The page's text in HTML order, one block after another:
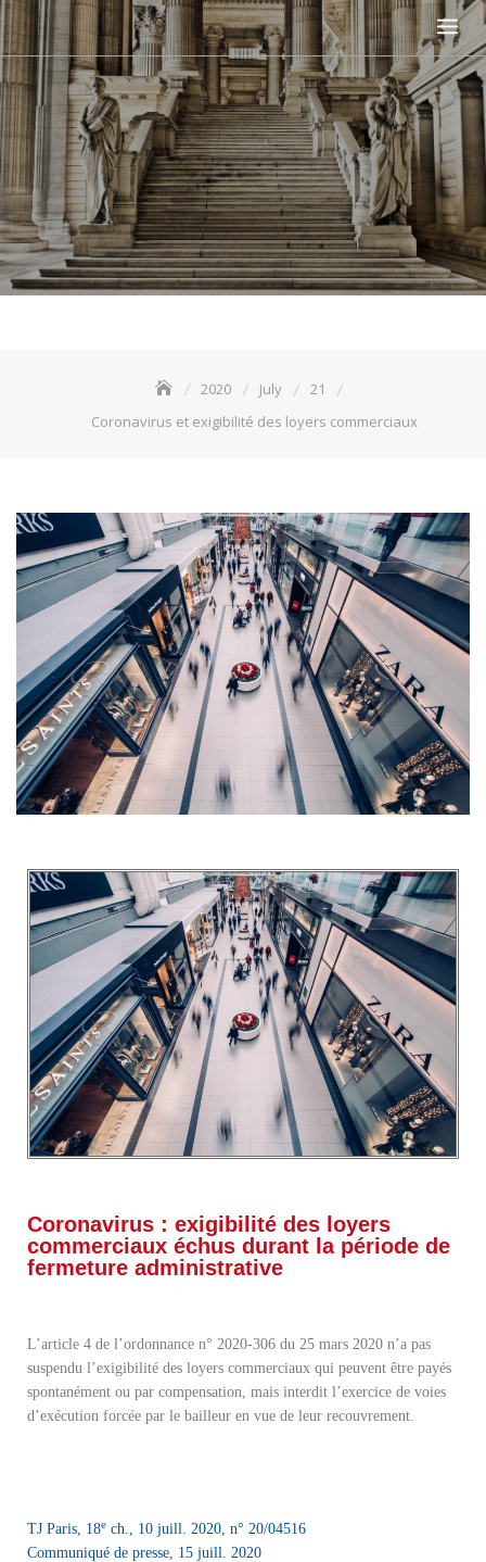
2020 July
21
Coronavirus et exigibilité des loyers commerciaux
Coronavirus : exigibilité des loyers
commerciaux échus durant la période de
fermeture administrative
L’article 4 de l’ordonnance n° 2020-306 du 25 mars 2020 n’a pas
suspendu l’exigibilité des loyers commerciaux qui peuvent être payés
spontanément ou par compensation, mais interdit l’exercice de voies
d’exécution forcée par le bailleur en vue de leur recouvrement.
TJ Paris, 18e ch., 10 juill. 2020, n° 20/04516
Communiqué de presse, 15 juill. 2020